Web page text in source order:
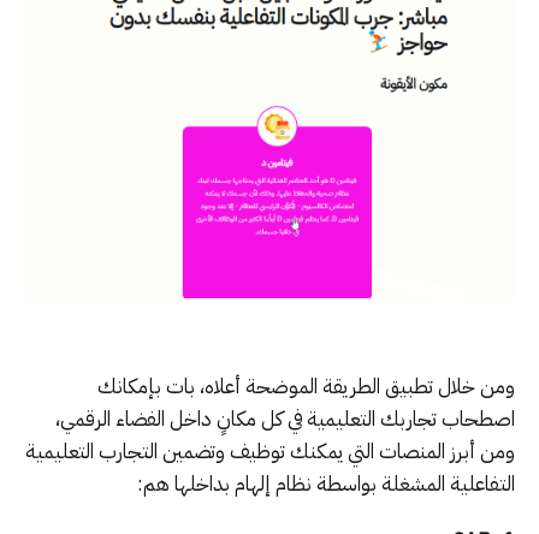
ومن خلال تطبيق الطريقة الموضحة أعلاه، بات بإمكانك
اصطحاب تجاربك التعليمية في كل مكانٍ داخل الفضاء الرقمي،
ومن أبرز المنصات التي يمكنك توظيف وتضمين التجارب التعليمية
التفاعلية المشغلة بواسطة نظام إلهام بداخلها هم: